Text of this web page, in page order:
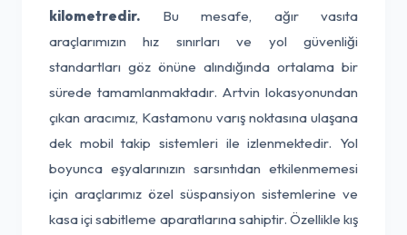
kilometredir. Bu mesafe, ağır vasıta
araçlarımızın hız sınırları ve yol güvenliği
standartları göz önüne alındığında ortalama bir
sürede tamamlanmaktadır. Artvin lokasyonundan
çıkan aracımız, Kastamonu varış noktasına ulaşana
dek mobil takip sistemleri ile izlenmektedir. Yol
boyunca eşyalarınızın sarsıntıdan etkilenmemesi
için araçlarımız özel süspansiyon sistemlerine ve
kasa içi sabitleme aparatlarına sahiptir. Özellikle kış